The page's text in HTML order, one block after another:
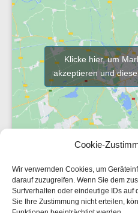
Cookie-
Wir verwernden Cookies, um
darauf zuzugreifen. Wenn Sie dem
Surfverhalten oder eindeutige IDs auf
Sie Ihre Zustimmung nicht erteilen,
Klicke hier, um
akzeptieren und
Newsletter
Sitemap